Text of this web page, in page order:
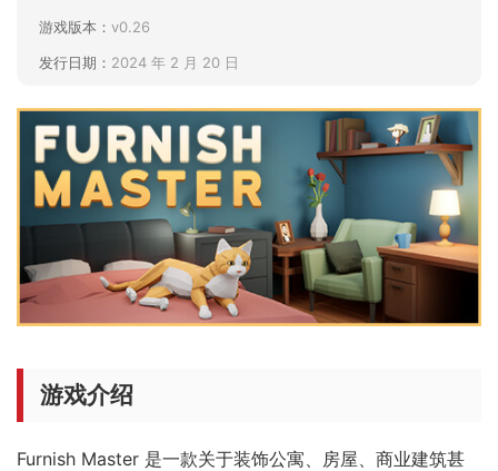
游戏版本： v0.26
发行日期： 2024 年 2 月 20 日
游戏介绍
Furnish Master 是一款关于装饰公寓、房屋、商业建筑甚